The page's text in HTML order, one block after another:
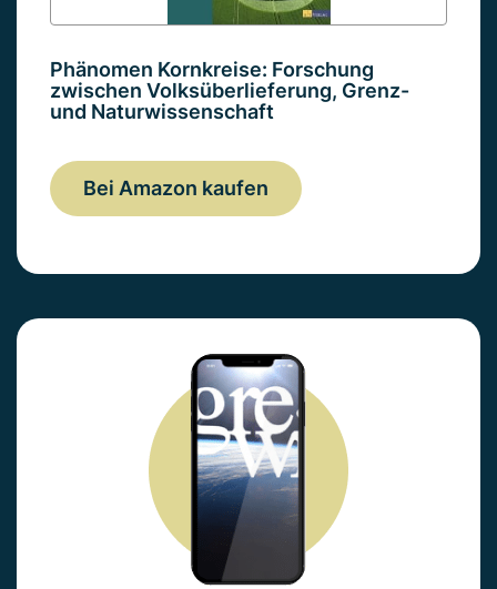
Phänomen Kornkreise: Forschung
zwischen Volksüberlieferung, Grenz-
und Naturwissenschaft
Bei Amazon kaufen